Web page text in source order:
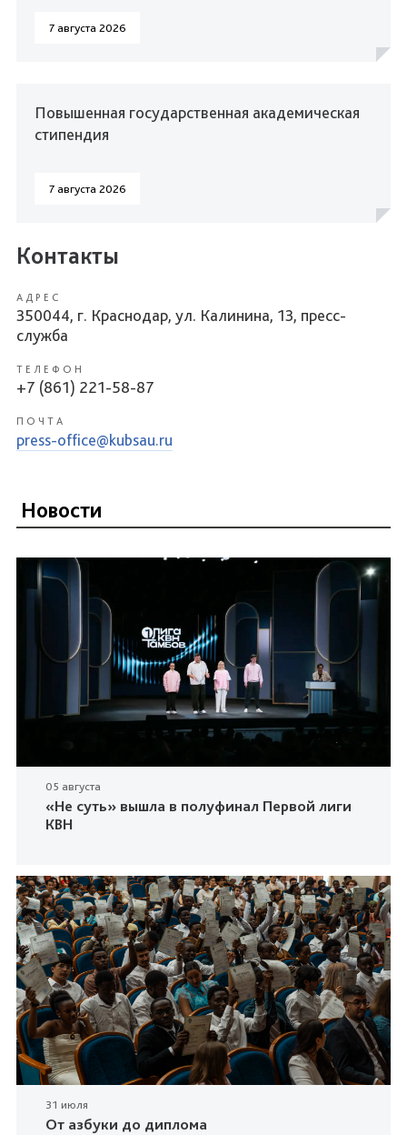
7 августа 2026
Повышенная государственная академическая
стипендия
7 августа 2026
Контакты
АДРЕС
350044, г. Краснодар, ул. Калинина, 13, пресс-
служба
ТЕЛЕФОН
+7 (861) 221-58-87
ПОЧТА
press-office@kubsau.ru
Новости
05 августа
«Не суть» вышла в полуфинал Первой лиги
КВН
31 июля
От азбуки до диплома